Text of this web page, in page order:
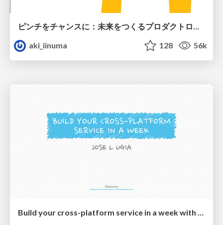
ピンチをチャンスに：未来をつくるプロダクトロードマップ #pmconf2020
aki_iinuma
128 56k